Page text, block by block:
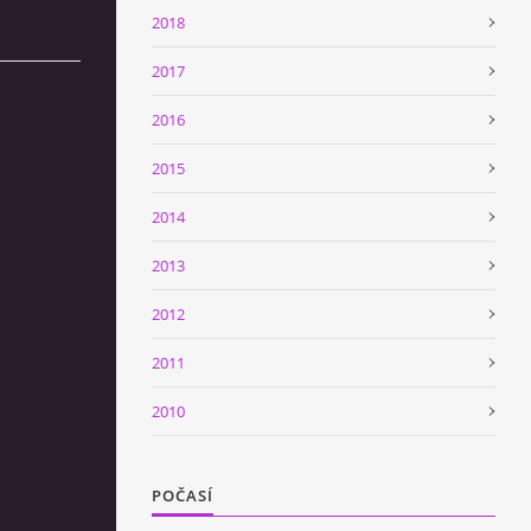
2018
2017
2016
2015
2014
2013
2012
2011
2010
POČASÍ